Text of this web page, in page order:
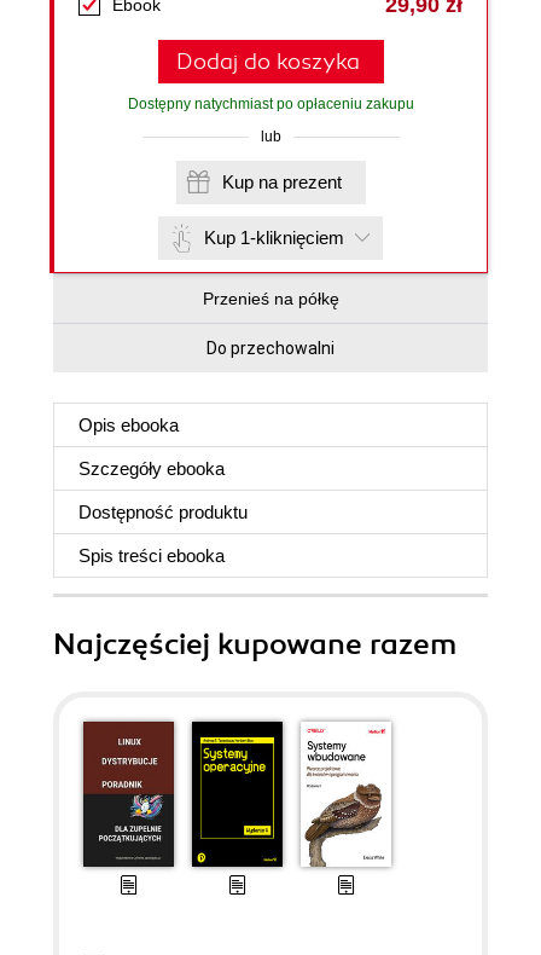
Ebook 29,90 zł
Dodaj do koszyka
Dostępny natychmiast po opłaceniu zakupu
lub
Kup na prezent
Kup 1-kliknięciem
Przenieś na półkę
Do przechowalni
Opis ebooka
Szczegóły ebooka
Dostępność produktu
Spis treści ebooka
Najczęściej kupowane razem